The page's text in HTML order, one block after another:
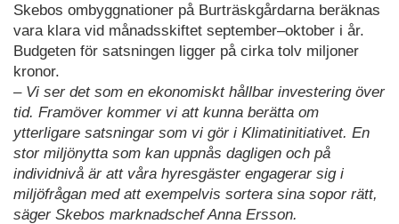
Skebos ombyggnationer på Burträskgårdarna beräknas
vara klara vid månadsskiftet september–oktober i år.
Budgeten för satsningen ligger på cirka tolv miljoner
kronor.
– Vi ser det som en ekonomiskt hållbar investering över
tid. Framöver kommer vi att kunna berätta om
ytterligare satsningar som vi gör i Klimatinitiativet. En
stor miljönytta som kan uppnås dagligen och på
individnivå är att våra hyresgäster engagerar sig i
miljöfrågan med att exempelvis sortera sina sopor rätt,
säger Skebos marknadschef Anna Ersson.